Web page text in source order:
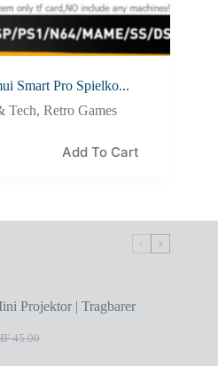
Smart Pro Spielko...
Tech,Retro Games
Add To Cart
Projektor | Tragbarer
45.00